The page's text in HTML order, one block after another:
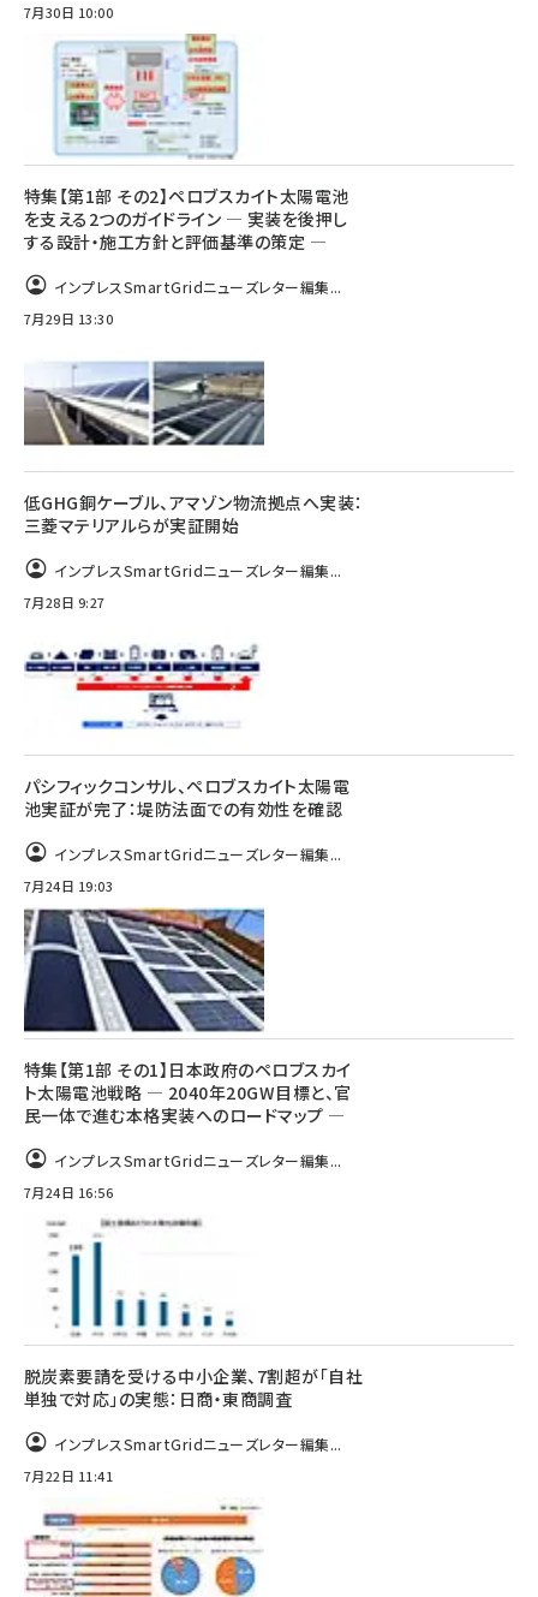
7月30日 10:00
特集【第1部 その2】ペロブスカイト太陽電池
を支える2つのガイドライン ― 実装を後押し
する設計・施工方針と評価基準の策定 ―
インプレスSmartGridニューズレター編集...
7月29日 13:30
低GHG銅ケーブル、アマゾン物流拠点へ実装：
三菱マテリアルらが実証開始
インプレスSmartGridニューズレター編集...
7月28日 9:27
パシフィックコンサル、ペロブスカイト太陽電
池実証が完了：堤防法面での有効性を確認
インプレスSmartGridニューズレター編集...
7月24日 19:03
特集【第1部 その1】日本政府のペロブスカイ
ト太陽電池戦略 ― 2040年20GW目標と、官
民一体で進む本格実装へのロードマップ ―
インプレスSmartGridニューズレター編集...
7月24日 16:56
脱炭素要請を受ける中小企業、7割超が「自社
単独で対応」の実態：日商・東商調査
インプレスSmartGridニューズレター編集...
7月22日 11:41